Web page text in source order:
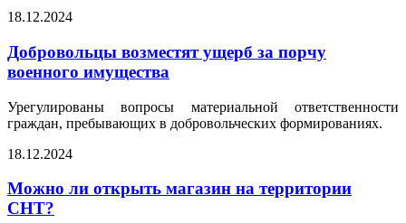
18.12.2024
Добровольцы возместят ущерб за порчу
военного имущества
Урегулированы вопросы материальной ответственности
граждан, пребывающих в добровольческих формированиях.
18.12.2024
Можно ли открыть магазин на территории
СНТ?